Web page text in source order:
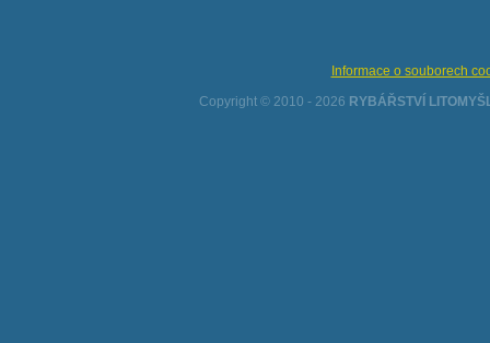
Informace o souborech
Copyright © 2010 - 2026 RYBÁŘSTVÍ